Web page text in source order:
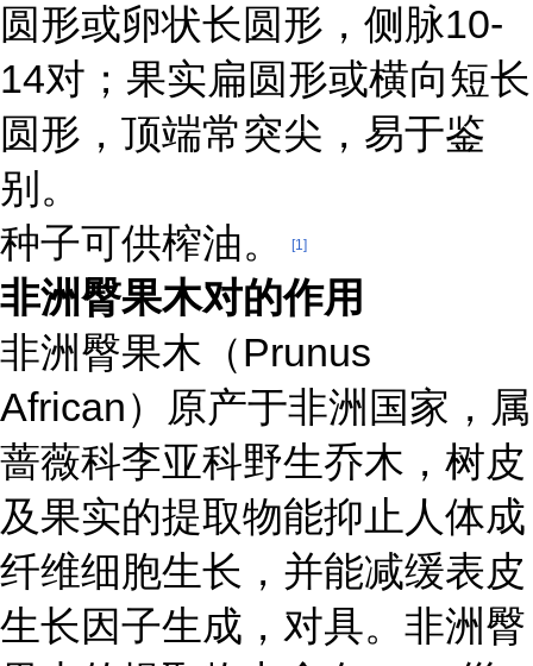
圆形或卵状长圆形，侧脉10-
14对；果实扁圆形或横向短长
圆形，顶端常突尖，易于鉴
别。
种子可供榨油。
[1]
非洲臀果木对的作用
非洲臀果木（Prunus
African）原产于非洲国家，属
蔷薇科李亚科野生乔木，树皮
及果实的提取物能抑止人体成
纤维细胞生长，并能减缓表皮
生长因子生成，对具。非洲臀